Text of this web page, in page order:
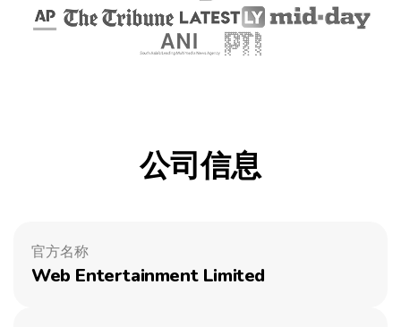
公司信息
官方名称
Web Entertainment Limited